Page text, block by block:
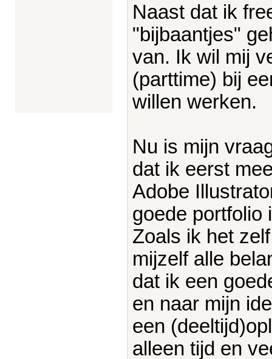
Naast dat ik
"bijbaantjes"
van. Ik wil mij
(parttime) bij
willen werken.
Nu is mijn
dat ik eerst
Adobe
goede portfolio
Zoals ik het
mijzelf alle
dat ik een
en naar mijn
een
alleen tijd en